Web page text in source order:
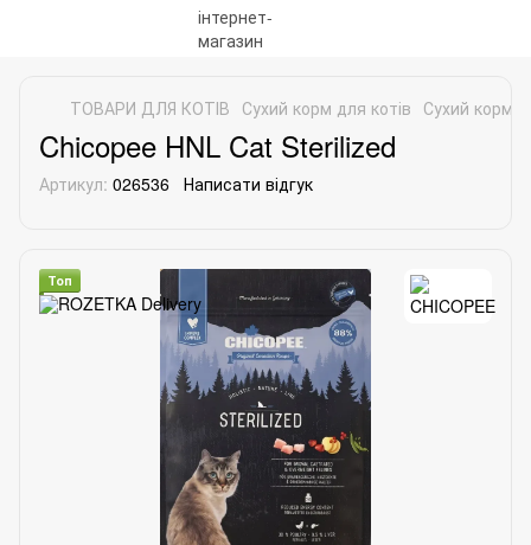
ТОВАРИ ДЛЯ КОТІВ Сухий корм для котів Сухий корм
Chicopee HNL Cat Sterilized
Артикул: 026536 Написати відгук
Топ